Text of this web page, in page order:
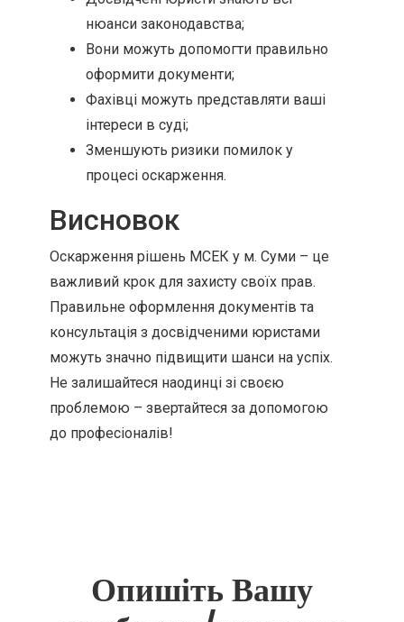
нюанси законодавства;
Вони можуть допомогти правильно
оформити документи;
Фахівці можуть представляти ваші
інтереси в суді;
Зменшують ризики помилок у
процесі оскарження.
Висновок
Оскарження рішень МСЕК у м. Суми – це
важливий крок для захисту своїх прав.
Правильне оформлення документів та
консультація з досвідченими юристами
можуть значно підвищити шанси на успіх.
Не залишайтеся наодинці зі своєю
проблемою – звертайтеся за допомогою
до професіоналів!
Опишіть Вашу